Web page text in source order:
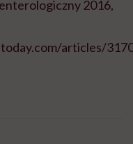
2016,
articles/